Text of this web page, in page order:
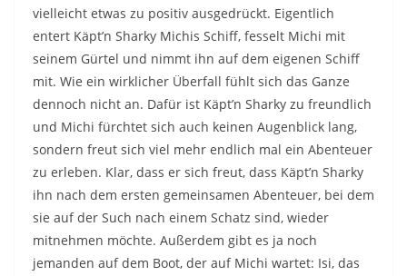
vielleicht etwas zu positiv ausgedrückt. Eigentlich
entert Käpt’n Sharky Michis Schiff, fesselt Michi mit
seinem Gürtel und nimmt ihn auf dem eigenen Schiff
mit. Wie ein wirklicher Überfall fühlt sich das Ganze
dennoch nicht an. Dafür ist Käpt’n Sharky zu freundlich
und Michi fürchtet sich auch keinen Augenblick lang,
sondern freut sich viel mehr endlich mal ein Abenteuer
zu erleben. Klar, dass er sich freut, dass Käpt’n Sharky
ihn nach dem ersten gemeinsamen Abenteuer, bei dem
sie auf der Such nach einem Schatz sind, wieder
mitnehmen möchte. Außerdem gibt es ja noch
jemanden auf dem Boot, der auf Michi wartet: Isi, das